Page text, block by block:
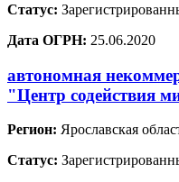
Статус:
Дата ОГРН: 25.06.2020
автономная
"Центр содействия
Регион: Ярославская
Статус: